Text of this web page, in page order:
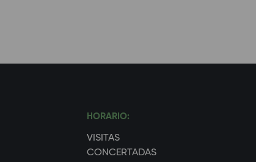
HORARIO:
VISITAS
CONCERTADAS